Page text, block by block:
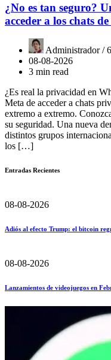
¿No es tan seguro?
acceder a los chats
Administrador /
08-08-2026
3 min read
¿Es real la privacidad en
Meta de acceder a chats
extremo a extremo.
su seguridad. Una nueva
distintos grupos
los […]
Entradas Recientes
08-08-2026
Adiós al efecto Trump: el bitcoin
08-08-2026
Lanzamientos de videojuegos en